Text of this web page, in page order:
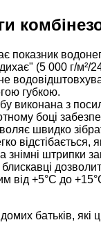
показник
(5 000 г/м²/
губкою.
виконана з
боці
швидко
відстібається,
знімні штрипки
від +5°C до
батьків,